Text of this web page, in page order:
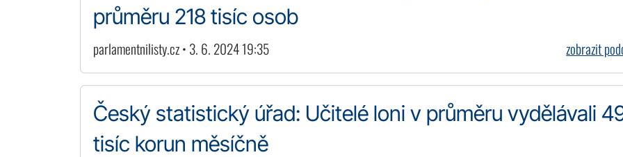
průměru 218 tisíc osob
parlamentnilisty.cz • 3. 6. 2024 19:35 zobrazit
Český statistický úřad: Učitelé loni v průměru vydělávali
tisíc korun měsíčně